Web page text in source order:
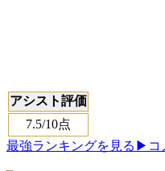
アシスト評価
7.5/10点
最強ランキングを見る ▶コ